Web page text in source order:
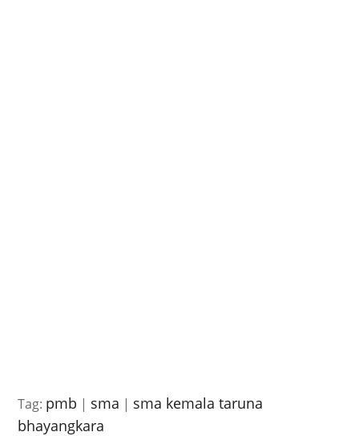
Tag: pmb | sma | sma kemala taruna
bhayangkara